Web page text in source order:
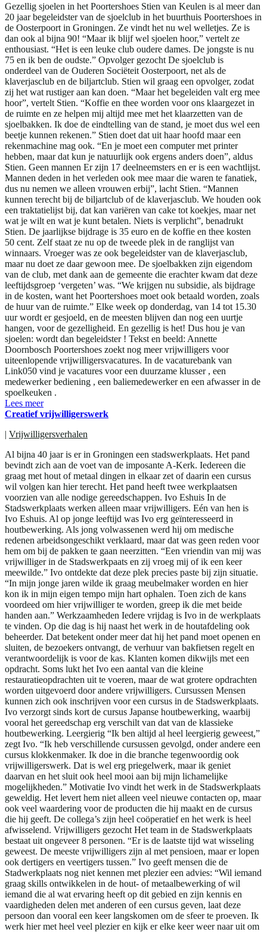
Gezellig sjoelen in het Poortershoes Stien van Keulen is al meer dan
20 jaar begeleidster van de sjoelclub in het buurthuis Poortershoes in
de Oosterpoort in Groningen. Ze vindt het nu wel welletjes. Ze is
dan ook al bijna 90! “Maar ik blijf wel sjoelen hoor,” vertelt ze
enthousiast. “Het is een leuke club oudere dames. De jongste is nu
75 en ik ben de oudste.” Opvolger gezocht De sjoelclub is
onderdeel van de Ouderen Sociëteit Oosterpoort, net als de
klaverjasclub en de biljartclub. Stien wil graag een opvolger, zodat
zij het wat rustiger aan kan doen. “Maar het begeleiden valt erg mee
hoor”, vertelt Stien. “Koffie en thee worden voor ons klaargezet in
de ruimte en ze helpen mij altijd mee met het klaarzetten van de
sjoelbakken. Ik doe de eindtelling van de stand, je moet dus wel een
beetje kunnen rekenen.” Stien doet dat uit haar hoofd maar een
rekenmachine mag ook. “En je moet een computer met printer
hebben, maar dat kun je natuurlijk ook ergens anders doen”, aldus
Stien. Geen mannen Er zijn 17 deelneemsters en er is een wachtlijst.
Mannen deden in het verleden ook mee maar die waren te fanatiek,
dus nu nemen we alleen vrouwen erbij”, lacht Stien. “Mannen
kunnen terecht bij de biljartclub of de klaverjasclub. We houden ook
een traktatielijst bij, dat kan variëren van cake tot koekjes, maar net
wat je wilt en wat je kunt betalen. Niets is verplicht”, benadrukt
Stien. De jaarlijkse bijdrage is 35 euro en de koffie en thee kosten
50 cent. Zelf staat ze nu op de tweede plek in de ranglijst van
winnaars. Vroeger was ze ook begeleidster van de klaverjasclub,
maar nu doet ze daar gewoon mee. De sjoelbakken zijn eigendom
van de club, met dank aan de gemeente die erachter kwam dat deze
leeftijdsgroep ‘vergeten’ was. “We krijgen nu subsidie, als bijdrage
in de kosten, want het Poortershoes moet ook betaald worden, zoals
de huur van de ruimte.” Elke week op donderdag, van 14 tot 15.30
uur wordt er gesjoeld, en de meesten blijven dan nog een uurtje
hangen, voor de gezelligheid. En gezellig is het! Dus hou je van
sjoelen: wordt dan begeleidster ! Tekst en beeld: Annette
Doornbosch Poortershoes zoekt nog meer vrijwilligers voor
uiteenlopende vrijwilligersvacatures. In de vacaturebank van
Link050 vind je vacatures voor een duurzame klusser , een
medewerker bediening , een baliemedewerker en een afwasser in de
spoelkeuken .
Lees meer
Creatief vrijwilligerswerk
| Vrijwilligersverhalen
Al bijna 40 jaar is er in Groningen een stadswerkplaats. Het pand
bevindt zich aan de voet van de imposante A-Kerk. Iedereen die
graag met hout of metaal dingen in elkaar zet of daarin een cursus
wil volgen kan hier terecht. Het pand heeft twee werkplaatsen
voorzien van alle nodige gereedschappen. Ivo Eshuis In de
Stadswerkplaats werken alleen maar vrijwilligers. Eén van hen is
Ivo Eshuis. Al op jonge leeftijd was Ivo erg geïnteresseerd in
houtbewerking. Als jong volwassenen werd hij om medische
redenen arbeidsongeschikt verklaard, maar dat was geen reden voor
hem om bij de pakken te gaan neerzitten. “Een vriendin van mij was
vrijwilliger in de Stadswerkpaats en zij vroeg mij of ik een keer
meewilde.” Ivo ontdekte dat deze plek precies paste bij zijn situatie.
“In mijn jonge jaren wilde ik graag meubelmaker worden en hier
kon ik in mijn eigen tempo mijn hart ophalen. Toen zich de kans
voordeed om hier vrijwilliger te worden, greep ik die met beide
handen aan.” Werkzaamheden Iedere vrijdag is Ivo in de werkplaats
te vinden. Op die dag is hij naast het werk in de houtafdeling ook
beheerder. Dat betekent onder meer dat hij het pand moet openen en
sluiten, de bezoekers ontvangt, de verhuur van bakfietsen regelt en
verantwoordelijk is voor de kas. Klanten komen dikwijls met een
opdracht. Soms lukt het Ivo een aantal van die kleine
restauratieopdrachten uit te voeren, maar de wat grotere opdrachten
worden uitgevoerd door andere vrijwilligers. Cursussen Mensen
kunnen zich ook inschrijven voor een cursus in de Stadswerkplaats.
Ivo verzorgt sinds kort de cursus Japanse houtbewerking, waarbij
vooral het gereedschap erg verschilt van dat van de klassieke
houtbewerking. Leergierig “Ik ben altijd al heel leergierig geweest,”
zegt Ivo. “Ik heb verschillende cursussen gevolgd, onder andere een
cursus klokkenmaker. Ik doe in die branche tegenwoordig ook
vrijwilligerswerk. Dat is wel erg priegelwerk, maar ik geniet
daarvan en het sluit ook heel mooi aan bij mijn lichamelijke
mogelijkheden.” Motivatie Ivo vindt het werk in de Stadswerkplaats
geweldig. Het levert hem niet alleen veel nieuwe contacten op, maar
ook veel waardering voor de producten die hij maakt en de cursus
die hij geeft. De collega’s zijn heel coöperatief en het werk is heel
afwisselend. Vrijwilligers gezocht Het team in de Stadswerkplaats
bestaat uit ongeveer 8 personen. “Er is de laatste tijd wat wisseling
geweest. De meeste vrijwilligers zijn al met pensioen, maar er lopen
ook dertigers en veertigers tussen.” Ivo geeft mensen die de
Stadwerkplaats nog niet kennen met plezier een advies: “Wil iemand
graag skills ontwikkelen in de hout- of metaalbewerking of wil
iemand die al wat ervaring heeft op dit gebied en zijn kennis en
vaardigheden delen met anderen of een cursus geven, laat deze
persoon dan vooral een keer langskomen om de sfeer te proeven. Ik
werk hier met heel veel plezier en kijk er elke keer weer naar uit om